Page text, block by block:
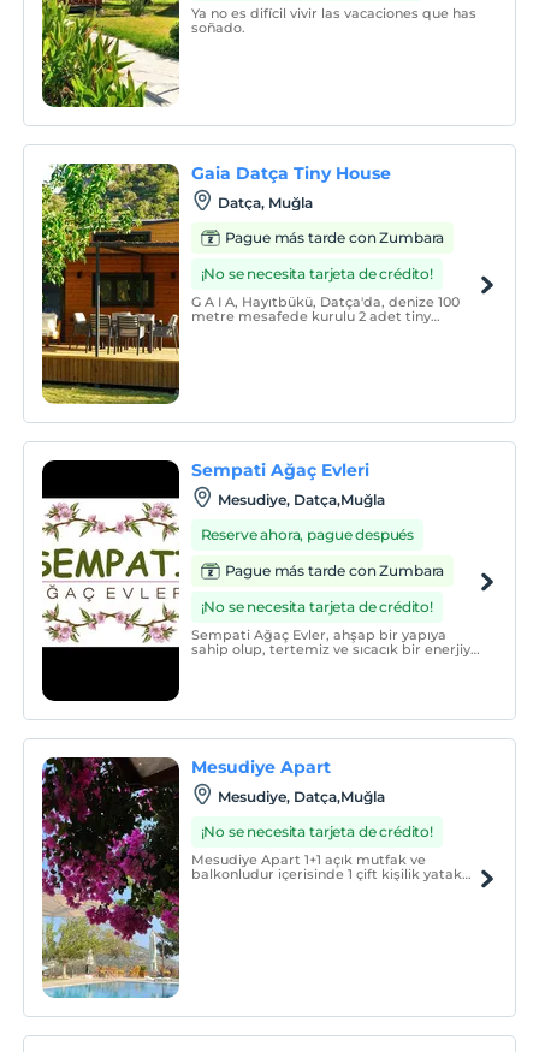
Ya no es difícil vivir las vacaciones que has
soñado.
Gaia Datça Tiny House
Datça, Muğla
Pague más tarde con Zumbara
¡No se necesita tarjeta de crédito!
G A I A, Hayıtbükü, Datça'da, denize 100
metre mesafede kurulu 2 adet tiny
Sempati Ağaç Evleri
Mesudiye, Datça,Muğla
Reserve ahora, pague después
Pague más tarde con Zumbara
¡No se necesita tarjeta de crédito!
Sempati Ağaç Evler, ahşap bir yapıya
sahip olup, tertemiz ve sıcacık bir enerjiye
Mesudiye Apart
Mesudiye, Datça,Muğla
¡No se necesita tarjeta de crédito!
Mesudiye Apart 1+1 açık mutfak ve
balkonludur içerisinde 1 çift kişilik yatak